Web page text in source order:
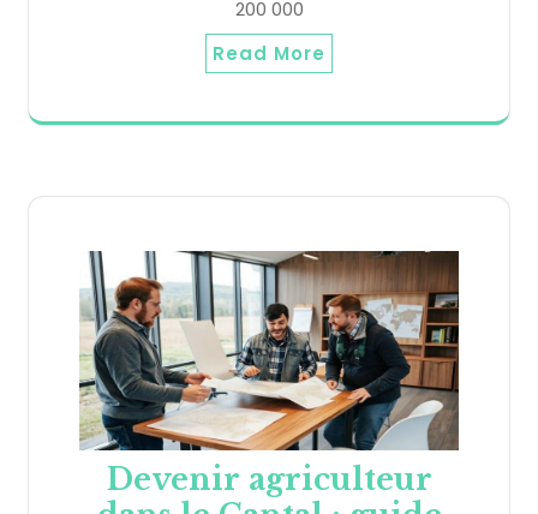
200 000
Read More
Devenir agriculteur